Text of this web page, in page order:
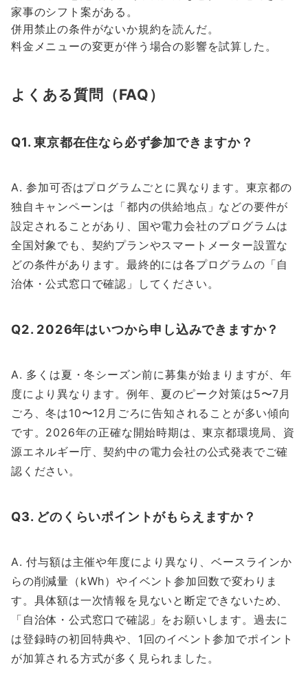
家事のシフト案がある。
併用禁止の条件がないか規約を読んだ。
料金メニューの変更が伴う場合の影響を試算した。
よくある質問（FAQ）
Q1. 東京都在住なら必ず参加できますか？
A. 参加可否はプログラムごとに異なります。東京都の
独自キャンペーンは「都内の供給地点」などの要件が
設定されることがあり、国や電力会社のプログラムは
全国対象でも、契約プランやスマートメーター設置な
どの条件があります。最終的には各プログラムの「自
治体・公式窓口で確認」してください。
Q2. 2026年はいつから申し込みできますか？
A. 多くは夏・冬シーズン前に募集が始まりますが、年
度により異なります。例年、夏のピーク対策は5〜7月
ごろ、冬は10〜12月ごろに告知されることが多い傾向
です。2026年の正確な開始時期は、東京都環境局、資
源エネルギー庁、契約中の電力会社の公式発表でご確
認ください。
Q3. どのくらいポイントがもらえますか？
A. 付与額は主催や年度により異なり、ベースラインか
らの削減量（kWh）やイベント参加回数で変わりま
す。具体額は一次情報を見ないと断定できないため、
「自治体・公式窓口で確認」をお願いします。過去に
は登録時の初回特典や、1回のイベント参加でポイント
が加算される方式が多く見られました。